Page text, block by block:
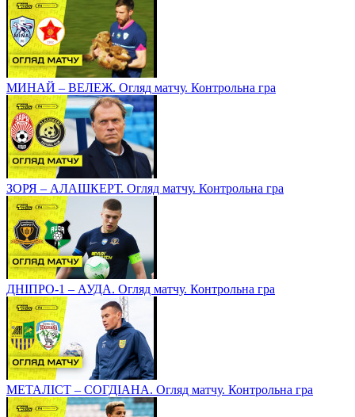
МИНАЙ – ВЕЛЕЖ. Огляд матчу. Контрольна гра
ЗОРЯ – АЛАШКЕРТ. Огляд матчу. Контрольна гра
ДНІПРО-1 – АУДА. Огляд матчу. Контрольна гра
МЕТАЛІСТ – СОГДІАНА. Огляд матчу. Контрольна гра